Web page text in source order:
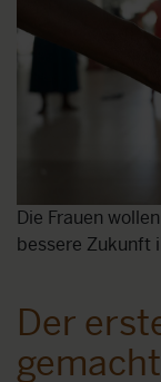
Die Frauen
bessere Zukunft
Der
gemacht